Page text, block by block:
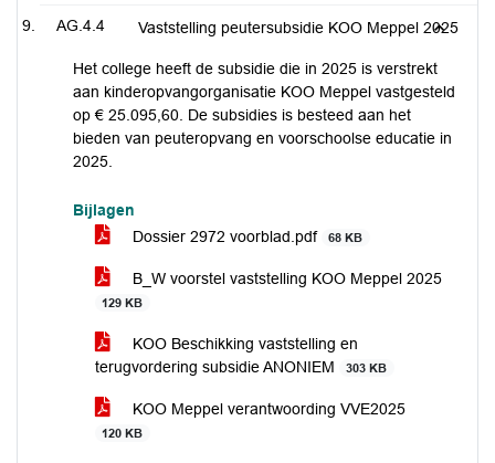
AG.4.4 Vaststelling peutersubsidie KOO Meppel 2025
Het college heeft de subsidie die in 2025 is verstrekt
aan kinderopvangorganisatie KOO Meppel vastgesteld
op € 25.095,60. De subsidies is besteed aan het
bieden van peuteropvang en voorschoolse educatie in
2025.
Bijlagen
Dossier 2972 voorblad.pdf
68 KB
B_W voorstel vaststelling KOO Meppel 2025
129 KB
KOO Beschikking vaststelling en
terugvordering subsidie ANONIEM
303 KB
KOO Meppel verantwoording VVE2025
120 KB